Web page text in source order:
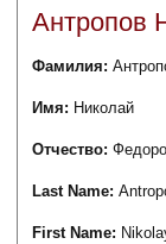
Антропов
Фамилия:
Имя: Николай
Отчество:
Last Name:
First Name: